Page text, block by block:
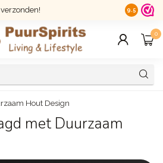
14 dagen
9.5
0
Hout Design
met Duurzaam